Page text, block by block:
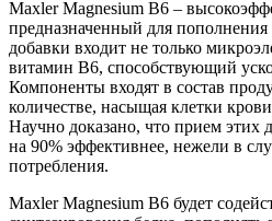
Maxler Magnesium B6 –
предназначенный для пополнения
добавки входит не только
витамин В6, способствующий
Компоненты входят в состав
количестве, насыщая клетки
Научно доказано, что прием этих
на 90% эффективнее, нежели в
потребления.
Maxler Magnesium B6 будет